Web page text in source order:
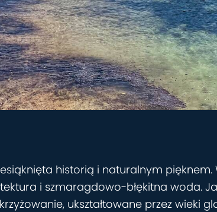
historią i naturalnym
i szmaragdowo-błękitna woda.
ukształtowane przez wieki